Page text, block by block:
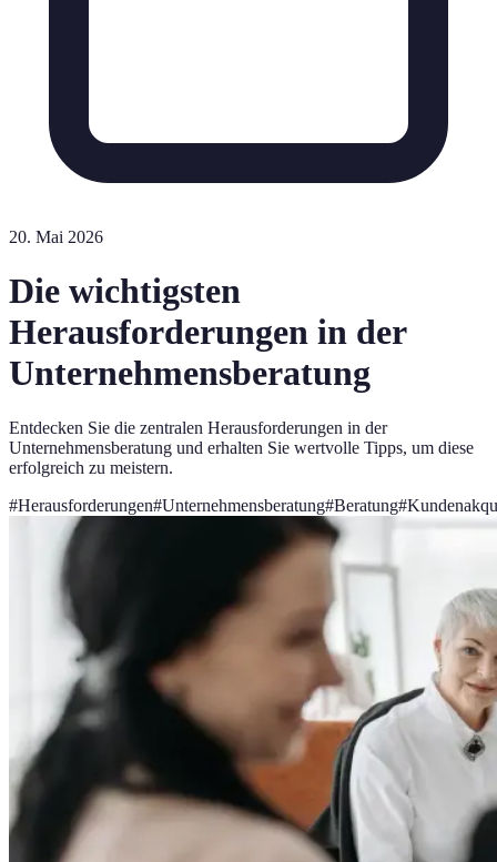
20. Mai 2026
Die wichtigsten
Herausforderungen in der
Unternehmensberatung
Entdecken Sie die zentralen Herausforderungen in der
Unternehmensberatung und erhalten Sie wertvolle Tipps, um diese
erfolgreich zu meistern.
#Herausforderungen#Unternehmensberatung#Beratung#